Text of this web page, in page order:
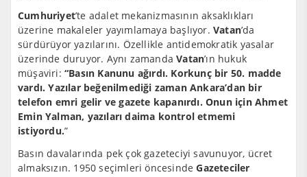
Cumhuriyet’te adalet mekanizmasının aksaklıkları
üzerine makaleler yayımlamaya başlıyor. Vatan’da
sürdürüyor yazılarını. Özellikle antidemokratik yasalar
üzerinde duruyor. Aynı zamandaVatan’ın hukuk
müşaviri: “Basın Kanunu ağırdı. Korkunç bir 50. madde
vardı. Yazılar beğenilmediği zaman Ankara’dan bir
telefon emri gelir ve gazete kapanırdı. Onun için Ahmet
Emin Yalman, yazıları daima kontrol etmemi
istiyordu.”
Basın davalarında pek çok gazeteciyi savunuyor, ücret
almaksızın. 1950 seçimleri öncesindeGazeteciler